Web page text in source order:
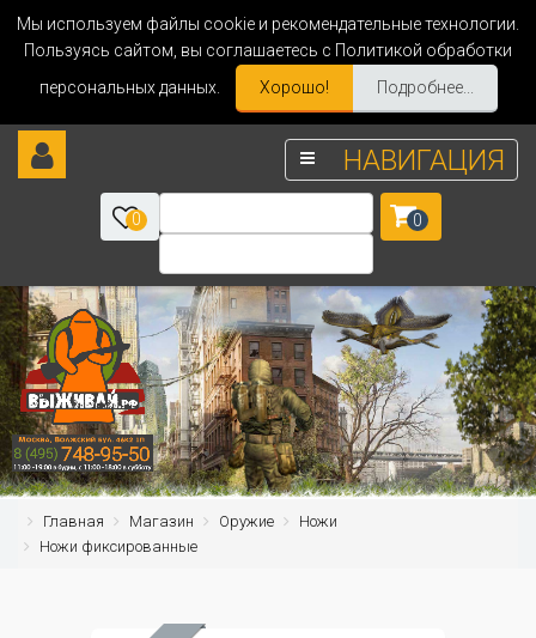
Мы используем файлы cookie и рекомендательные технологии.
Пользуясь сайтом, вы соглашаетесь с Политикой обработки
персональных данных.
Хорошо! Подробнее...
НАВИГАЦИЯ
0 0
Главная Магазин Оружие
Ножи
Ножи фиксированные